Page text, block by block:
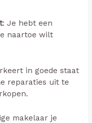
: Je hebt een
naartoe wilt
in goede staat
reparaties uit te
makelaar je